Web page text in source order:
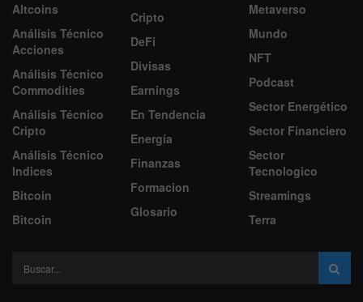
Altcoins
Análisis Técnico
Acciones
Análisis Técnico
Commodities
Análisis Técnico
Cripto
Análisis Técnico
Indices
Bitcoin
Bitcoin
Cripto
DeFi
Divisas
Earnings
En Tendencia
Energía
Finanzas
Formacion
Glosario
Metaverso
Mundo
NFT
Podcast
Sector Energético
Sector Financiero
Sector
Tecnologico
Streamings
Terra